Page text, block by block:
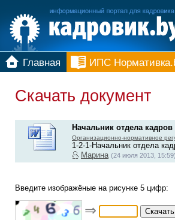
Главная ИПС
Скачать документ
Начальник отдела кадров
Организационно-нормативное
1-2-1-Начальник отдела
Марина (24 июля 2013, 15:59)
Введите изображёные на рисунке 5 цифр:
⇒